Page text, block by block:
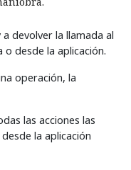
devolver la llamada al
desde la aplicación.
operación, la
las acciones las
la aplicación